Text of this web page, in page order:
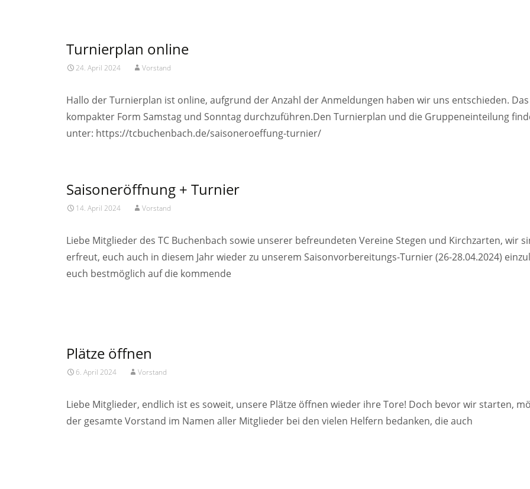
Turnierplan online
24. April 2024 Vorstand
Hallo der Turnierplan ist online, aufgrund der Anzahl der Anmeldungen haben wir uns entschieden.
kompakter Form Samstag und Sonntag durchzuführen.Den Turnierplan und die Gruppeneinteilung
unter: https://tcbuchenbach.de/saisoneroeffung-turnier/
Saisoneröffnung + Turnier
14. April 2024 Vorstand
Liebe Mitglieder des TC Buchenbach sowie unserer befreundeten Vereine Stegen und Kirchzarten, wir
erfreut, euch auch in diesem Jahr wieder zu unserem Saisonvorbereitungs-Turnier (26-28.04.2024)
euch bestmöglich auf die kommende
Plätze öffnen
6. April 2024 Vorstand
Liebe Mitglieder, endlich ist es soweit, unsere Plätze öffnen wieder ihre Tore! Doch bevor wir starten,
der gesamte Vorstand im Namen aller Mitglieder bei den vielen Helfern bedanken, die auch